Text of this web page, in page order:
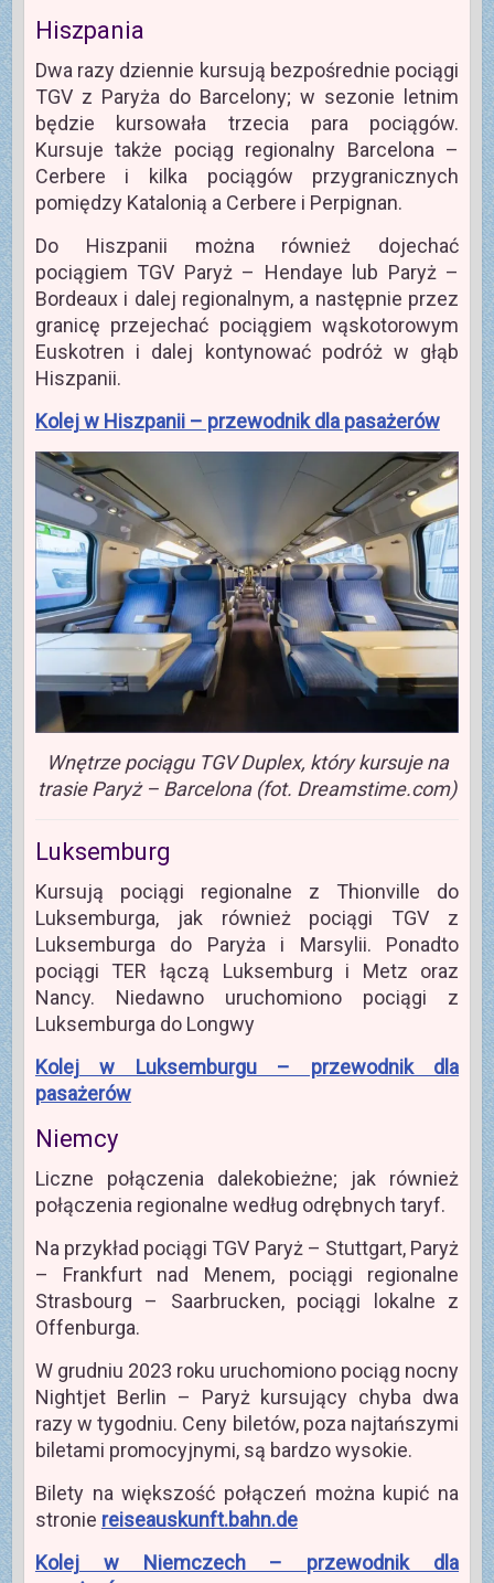
Hiszpania
Dwa razy dziennie kursują bezpośrednie pociągi
TGV z Paryża do Barcelony; w sezonie letnim
będzie kursowała trzecia para pociągów.
Kursuje także pociąg regionalny Barcelona –
Cerbere i kilka pociągów przygranicznych
pomiędzy Katalonią a Cerbere i Perpignan.
Do Hiszpanii można również dojechać
pociągiem TGV Paryż – Hendaye lub Paryż –
Bordeaux i dalej regionalnym, a następnie przez
granicę przejechać pociągiem wąskotorowym
Euskotren i dalej kontynować podróż w głąb
Hiszpanii.
Kolej w Hiszpanii – przewodnik dla pasażerów
Wnętrze pociągu TGV Duplex, który kursuje na
trasie Paryż – Barcelona (fot. Dreamstime.com)
Luksemburg
Kursują pociągi regionalne z Thionville do
Luksemburga, jak również pociągi TGV z
Luksemburga do Paryża i Marsylii. Ponadto
pociągi TER łączą Luksemburg i Metz oraz
Nancy. Niedawno uruchomiono pociągi z
Luksemburga do Longwy
Kolej w Luksemburgu – przewodnik dla
pasażerów
Niemcy
Liczne połączenia dalekobieżne; jak również
połączenia regionalne według odrębnych taryf.
Na przykład pociągi TGV Paryż – Stuttgart, Paryż
– Frankfurt nad Menem, pociągi regionalne
Strasbourg – Saarbrucken, pociągi lokalne z
Offenburga.
W grudniu 2023 roku uruchomiono pociąg nocny
Nightjet Berlin – Paryż kursujący chyba dwa
razy w tygodniu. Ceny biletów, poza najtańszymi
biletami promocyjnymi, są bardzo wysokie.
Bilety na większość połączeń można kupić na
stronie reiseauskunft.bahn.de
Kolej w Niemczech – przewodnik dla